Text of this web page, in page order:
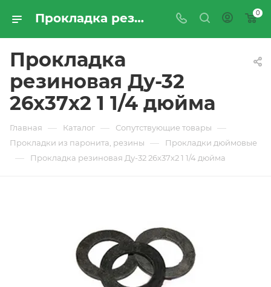
Прокладка резиновая Ду-32 26х37х2 1 1/4 дюйма - купить по цене производителя с доставкой по Москве и России | ПРОМРЕСУРССЕРВИС 0
Прокладка
резиновая Ду-32
26х37х2 1 1/4 дюйма
Главная — Каталог — Сопутствующие товары —
Прокладки из паронита, резины — Прокладки дюймовые
— Прокладка резиновая Ду-32 26х37х2 1 1/4 дюйма